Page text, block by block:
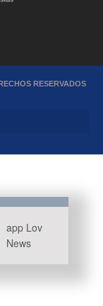
RESERVADOS